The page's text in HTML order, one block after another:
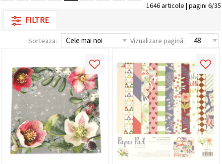
1646 articole | pagini 6/35
FILTRE
Sorteaza: Vizualizare pagină: